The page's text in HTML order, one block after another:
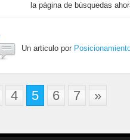
la página de búsquedas
Un articulo por
4 5 6 7 »